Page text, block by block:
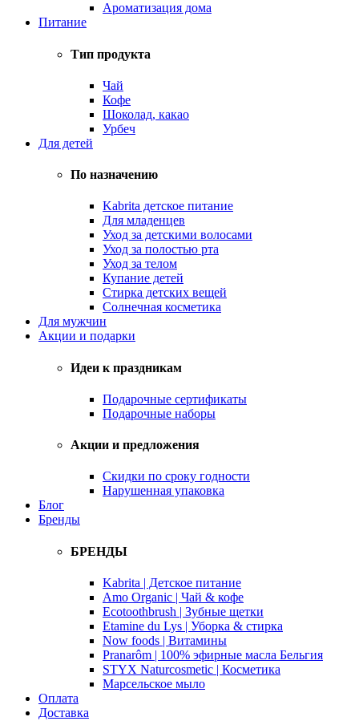
Ароматизация дома
Питание
Тип продукта
Чай
Кофе
Шоколад, какао
Урбеч
Для детей
По назначению
Kabrita детское питание
Для младенцев
Уход за детскими волосами
Уход за полостью рта
Уход за телом
Купание детей
Стирка детских вещей
Солнечная косметика
Для мужчин
Акции и подарки
Идеи к праздникам
Подарочные сертификаты
Подарочные наборы
Акции и предложения
Скидки по сроку годности
Нарушенная упаковка
Блог
Бренды
БРЕНДЫ
Kabrita | Детское питание
Amo Organic | Чай & кофе
Ecotoothbrush | Зубные щетки
Etamine du Lys | Уборка & стирка
Now foods | Витамины
Pranarôm | 100% эфирные масла Бельгия
STYX Naturcosmetic | Косметика
Марсельское мыло
Оплата
Доставка